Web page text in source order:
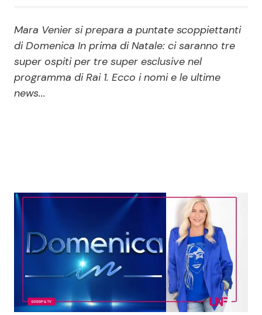
Persone Scomparse
Politica
Programmi TV
Reality e Talent
News Musica
News Spettacolo
Benessere
Casa
Cucina e Ricette
Consigli di Cucina
Mara Venier si prepara a puntate scoppiettanti
di Domenica In prima di Natale: ci saranno tre
super ospiti per tre super esclusive nel
programma di Rai 1. Ecco i nomi e le ultime
news...